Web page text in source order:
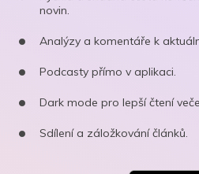
novin.
Analýzy a komentáře k
Podcasty přímo v aplikaci.
Dark mode pro lepší čtení
Sdílení a záložkování článků.